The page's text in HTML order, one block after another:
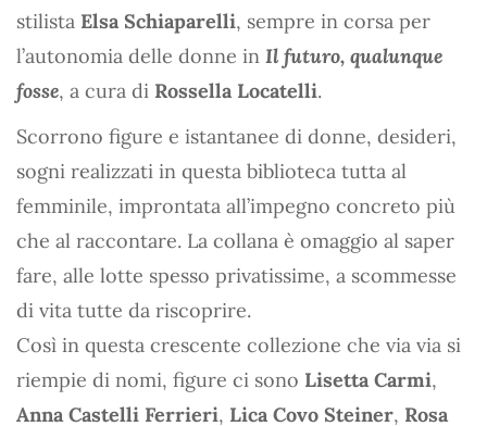
stilista Elsa Schiaparelli, sempre in corsa per
l’autonomia delle donne in Il futuro, qualunque
fosse, a cura di Rossella Locatelli.
Scorrono figure e istantanee di donne, desideri,
sogni realizzati in questa biblioteca tutta al
femminile, improntata all’impegno concreto più
che al raccontare. La collana è omaggio al saper
fare, alle lotte spesso privatissime, a scommesse
di vita tutte da riscoprire.
Così in questa crescente collezione che via via si
riempie di nomi, figure ci sono Lisetta Carmi,
Anna Castelli Ferrieri, Lica Covo Steiner, Rosa